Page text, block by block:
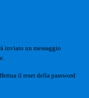
inviato un messaggio
il reset della password